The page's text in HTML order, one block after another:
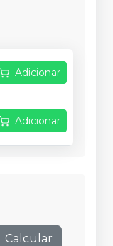
Adicionar
Adicionar
Calcular